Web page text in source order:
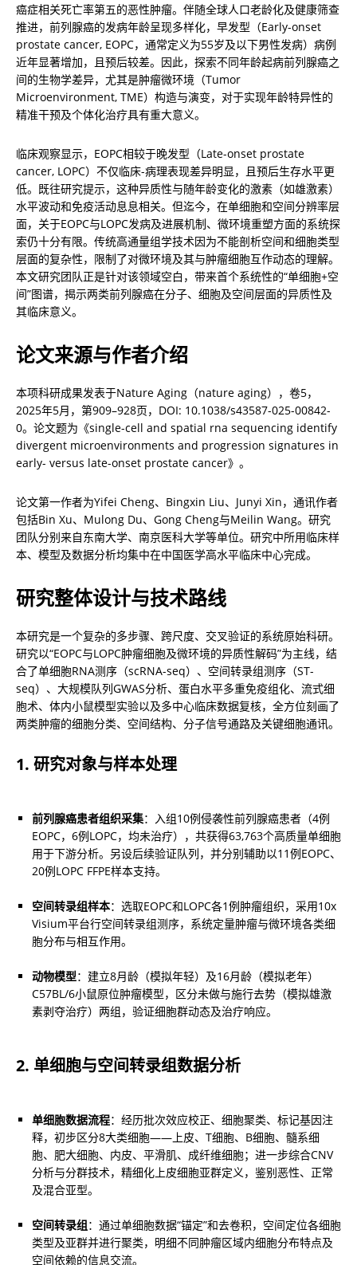
癌症相关死亡率第五的恶性肿瘤。伴随全球人口老龄化及健康筛查
推进，前列腺癌的发病年龄呈现多样化，早发型（Early-onset
prostate cancer, EOPC，通常定义为55岁及以下男性发病）病例
近年显著增加，且预后较差。因此，探索不同年龄起病前列腺癌之
间的生物学差异，尤其是肿瘤微环境（Tumor
Microenvironment, TME）构造与演变，对于实现年龄特异性的
精准干预及个体化治疗具有重大意义。
临床观察显示，EOPC相较于晚发型（Late-onset prostate
cancer, LOPC）不仅临床-病理表现差异明显，且预后生存水平更
低。既往研究提示，这种异质性与随年龄变化的激素（如雄激素）
水平波动和免疫活动息息相关。但迄今，在单细胞和空间分辨率层
面，关于EOPC与LOPC发病及进展机制、微环境重塑方面的系统探
索仍十分有限。传统高通量组学技术因为不能剖析空间和细胞类型
层面的复杂性，限制了对微环境及其与肿瘤细胞互作动态的理解。
本文研究团队正是针对该领域空白，带来首个系统性的“单细胞+空
间”图谱，揭示两类前列腺癌在分子、细胞及空间层面的异质性及
其临床意义。
论文来源与作者介绍
本项科研成果发表于Nature Aging（nature aging），卷5，
2025年5月，第909–928页，DOI: 10.1038/s43587-025-00842-
0。论文题为《single-cell and spatial rna sequencing identify
divergent microenvironments and progression signatures in
early- versus late-onset prostate cancer》。
论文第一作者为Yifei Cheng、Bingxin Liu、Junyi Xin，通讯作者
包括Bin Xu、Mulong Du、Gong Cheng与Meilin Wang。研究
团队分别来自东南大学、南京医科大学等单位。研究中所用临床样
本、模型及数据分析均集中在中国医学高水平临床中心完成。
研究整体设计与技术路线
本研究是一个复杂的多步骤、跨尺度、交叉验证的系统原始科研。
研究以“EOPC与LOPC肿瘤细胞及微环境的异质性解码”为主线，结
合了单细胞RNA测序（scRNA-seq）、空间转录组测序（ST-
seq）、大规模队列GWAS分析、蛋白水平多重免疫组化、流式细
胞术、体内小鼠模型实验以及多中心临床数据复核，全方位刻画了
两类肿瘤的细胞分类、空间结构、分子信号通路及关键细胞通讯。
1. 研究对象与样本处理
前列腺癌患者组织采集：入组10例侵袭性前列腺癌患者（4例
EOPC，6例LOPC，均未治疗），共获得63,763个高质量单细胞
用于下游分析。另设后续验证队列，并分别辅助以11例EOPC、
20例LOPC FFPE样本支持。
空间转录组样本：选取EOPC和LOPC各1例肿瘤组织，采用10x
Visium平台行空间转录组测序，系统定量肿瘤与微环境各类细
胞分布与相互作用。
动物模型：建立8月龄（模拟年轻）及16月龄（模拟老年）
C57BL/6小鼠原位肿瘤模型，区分未做与施行去势（模拟雄激
素剥夺治疗）两组，验证细胞群动态及治疗响应。
2. 单细胞与空间转录组数据分析
单细胞数据流程：经历批次效应校正、细胞聚类、标记基因注
释，初步区分8大类细胞——上皮、T细胞、B细胞、髓系细
胞、肥大细胞、内皮、平滑肌、成纤维细胞；进一步综合CNV
分析与分群技术，精细化上皮细胞亚群定义，鉴别恶性、正常
及混合亚型。
空间转录组：通过单细胞数据“锚定”和去卷积，空间定位各细胞
类型及亚群并进行聚类，明细不同肿瘤区域内细胞分布特点及
空间依赖的信息交流。